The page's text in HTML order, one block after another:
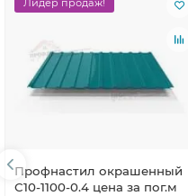
Профнастил окрашенный
С10-1100-0.4 цена за пог.м